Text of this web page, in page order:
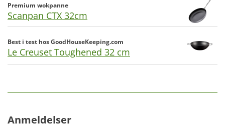
Premium wokpanne
Scanpan CTX 32cm
Best i test hos GoodHouseKeeping.com
Le Creuset Toughened 32 cm
Anmeldelser